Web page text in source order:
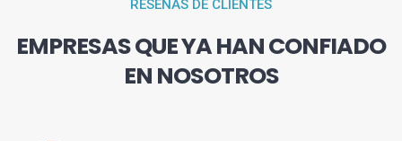
RESEÑAS DE CLIENTES
EMPRESAS QUE YA HAN CONFIADO
EN NOSOTROS